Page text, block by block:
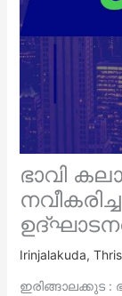
ഭാവി
Irinjalakuda,
ഇരിങ്ങാലക്കുട :